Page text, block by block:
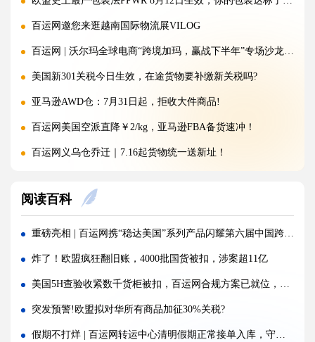
百运网邀您来逛越南国际物流展VILOG
百运网 | 沃尔玛全球电商“跨境加玛，赢战下半年”专场沙龙圆满收官!
美国新301关税今日生效，在途货物要补缴新关税吗?
亚马逊AWD仓：7月31日起，拒收大件商品!
百运网美国空派直降￥2/kg，亚马逊FBA备货速冲！
百运网义乌仓乔迁｜7.16起货物统一送新址！
突发！巴基斯坦一架波音737货机失联！
警惕！违规罚10万美金/箱，出货前必看！
欧洲小包关税大反转：法国紧急暂停、意大利再度延期！
倒计时1天，欧盟小包裹免税政策明日正式取消！
海运价格九连涨，外贸企业称一周一涨扛不住!
警报!美国海关连发四道“封杀令”，你的货还能顺利进美国吗?
阅读百科
重磅亮相 | 百运网携“稳达美国”系列产品闪耀第六届中国跨境电商交易会，新客免单福利来袭！
炸了！欧盟疯狂翻旧账，4000批国货被扣，涉案超11亿
美国5H查验收紧数千货柜被扣，百运网合规方案已就位，稳达美国不踩坑
突发预警!欧盟拟对华所有商品加征30%关税?
假期不打烊 | 百运网转运中心清明假期正常接单入库，守护每一份跨境托付!